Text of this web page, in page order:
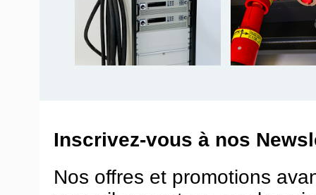
Inscrivez-vous à nos
Nos offres et promotions